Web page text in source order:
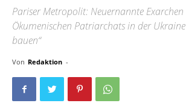
Pariser Metropolit: Neuernannte Exarchen
Ökumenischen Patriarchats in der
bauen“
Von Redaktion -